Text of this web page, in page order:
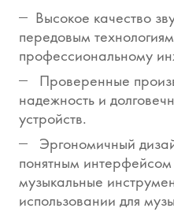
Высокое качество
передовым
профессиональному
Проверенные
надежность и
устройств.
Эргономичный
понятным
музыкальные
использовании для